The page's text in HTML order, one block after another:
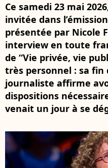
Ce samedi 23 mai
invitée dans
présentée par Nicole
interview en toute
de “Vie privée, vie
très personnel : sa fin
journaliste affirme
dispositions
venait un jour à se